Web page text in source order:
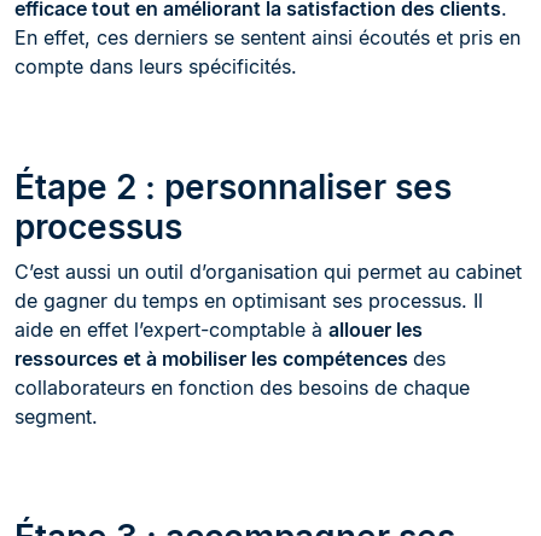
efficace tout en améliorant la satisfaction des clients.
En effet, ces derniers se sentent ainsi écoutés et pris en
compte dans leurs spécificités.
Étape 2 : personnaliser ses
processus
C’est aussi un outil d’organisation qui permet au cabinet
de gagner du temps en optimisant ses processus. Il
aide en effet l’expert-comptable à allouer les
ressources et à mobiliser les compétences des
collaborateurs en fonction des besoins de chaque
segment.